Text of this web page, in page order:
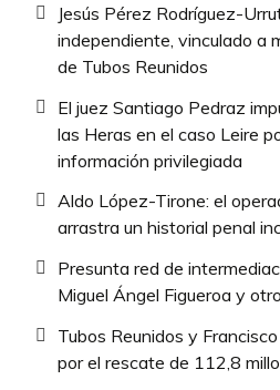
Jesús Pérez Rodríguez-
independiente, vinculado a
de Tubos Reunidos
El juez Santiago Pedraz
las Heras en el caso Leire
información privilegiada
Aldo López-Tirone: el
arrastra un historial penal
Presunta red de
Miguel Ángel Figueroa y
Tubos Reunidos y
por el rescate de 112,8